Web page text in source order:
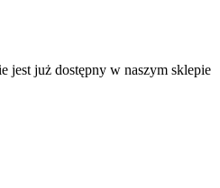
jest już dostępny w naszym sklepie